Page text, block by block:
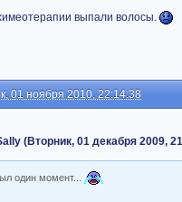
выпали волосы.
01 ноября 2010, 22:14:38
(Вторник, 01 декабря 2009,
один момент...